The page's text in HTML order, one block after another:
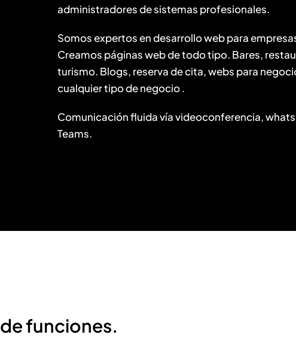
administradores de sistemas profesionales.
Somos expertos en desarrollo web para
Creamos páginas web de todo tipo. Bares,
turismo. Blogs, reserva de cita, webs para
cualquier tipo de negocio .
Comunicación fluida vía videoconferencia,
Teams.
funciones.